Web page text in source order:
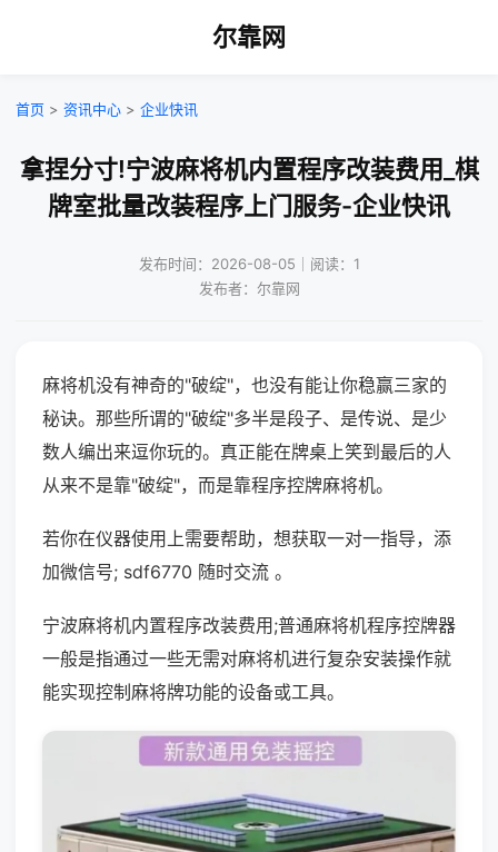
尔靠网
首页 > 资讯中心 > 企业快讯
拿捏分寸!宁波麻将机内置程序改装费用_棋
牌室批量改装程序上门服务-企业快讯
发布时间：2026-08-05｜阅读：1
发布者：尔靠网
麻将机没有神奇的"破绽"，也没有能让你稳赢三家的
秘诀。那些所谓的"破绽"多半是段子、是传说、是少
数人编出来逗你玩的。真正能在牌桌上笑到最后的人
从来不是靠"破绽"，而是靠程序控牌麻将机。
若你在仪器使用上需要帮助，想获取一对一指导，添
加微信号; sdf6770 随时交流 。
宁波麻将机内置程序改装费用;普通麻将机程序控牌器
一般是指通过一些无需对麻将机进行复杂安装操作就
能实现控制麻将牌功能的设备或工具。